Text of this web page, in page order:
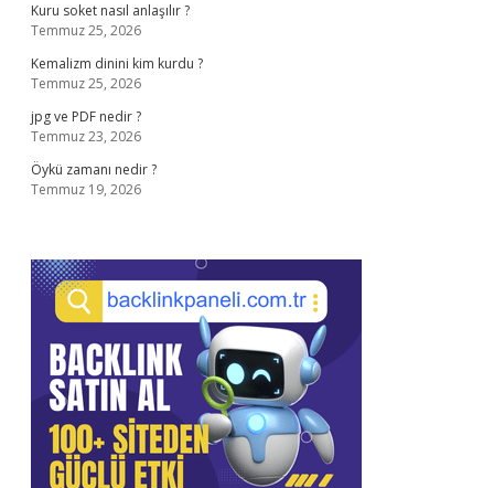
Kuru soket nasıl anlaşılır ?
Temmuz 25, 2026
Kemalizm dinini kim kurdu ?
Temmuz 25, 2026
jpg ve PDF nedir ?
Temmuz 23, 2026
Öykü zamanı nedir ?
Temmuz 19, 2026